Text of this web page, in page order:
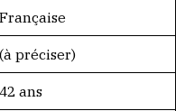
Française
(à préciser)
42 ans